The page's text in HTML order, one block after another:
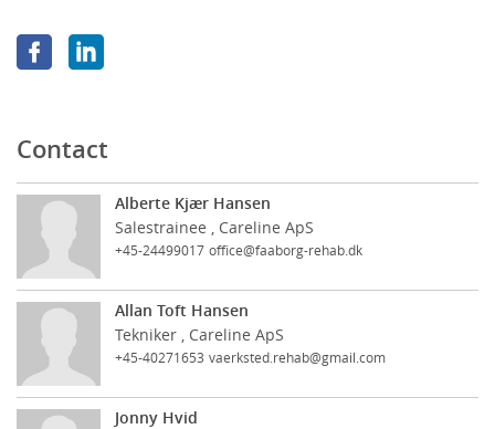
Contact
Alberte Kjær Hansen
Salestrainee , Careline ApS
+45-24499017 office@faaborg-rehab.dk
Allan Toft Hansen
Tekniker , Careline ApS
+45-40271653 vaerksted.rehab@gmail.com
Jonny Hvid